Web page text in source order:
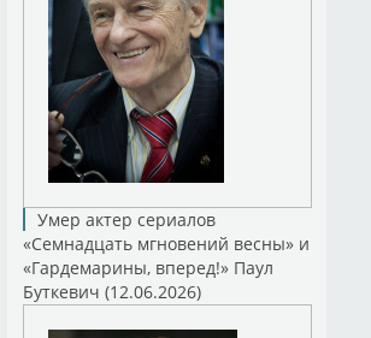
Умер актер сериалов
«Семнадцать мгновений весны» и
«Гардемарины, вперед!» Паул
Буткевич (12.06.2026)